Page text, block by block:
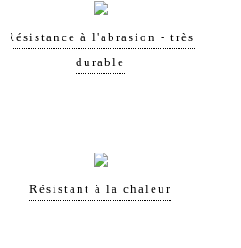
Résistance à l'abrasion - très
durable
Résistant à la chaleur